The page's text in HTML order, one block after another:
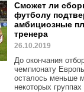
Сможет ли
футболу
амбициозные
тренера
26.10.2019
До окончания
чемпионату
осталось меньше
некоторых